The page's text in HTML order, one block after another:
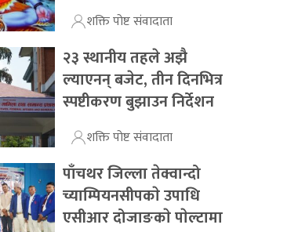
शक्ति पोष्ट संवादाता
२३ स्थानीय तहले अझै
ल्याएनन् बजेट, तीन दिनभित्र
स्पष्टीकरण बुझाउन निर्देशन
शक्ति पोष्ट संवादाता
पाँचथर जिल्ला तेक्वान्दो
च्याम्पियनसीपकाे उपाधि
एसीआर दोजाङकाे पाेल्टामा